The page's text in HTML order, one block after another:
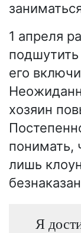
1 апреля
его
хозяин
понимать,
лишь
Я